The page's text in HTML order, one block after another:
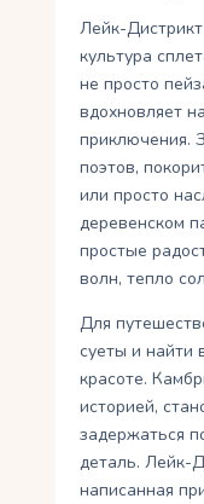
Лейк-
культура
не просто
вдохновляет
приключения.
поэтов,
или просто
деревенском
простые
волн, тепло
Для
суеты и найти
красоте.
историей,
задержаться
деталь. Лейк-
написанная